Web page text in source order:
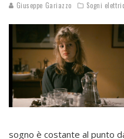
Giuseppe Gariazzo Sogni
sogno è costante al punto